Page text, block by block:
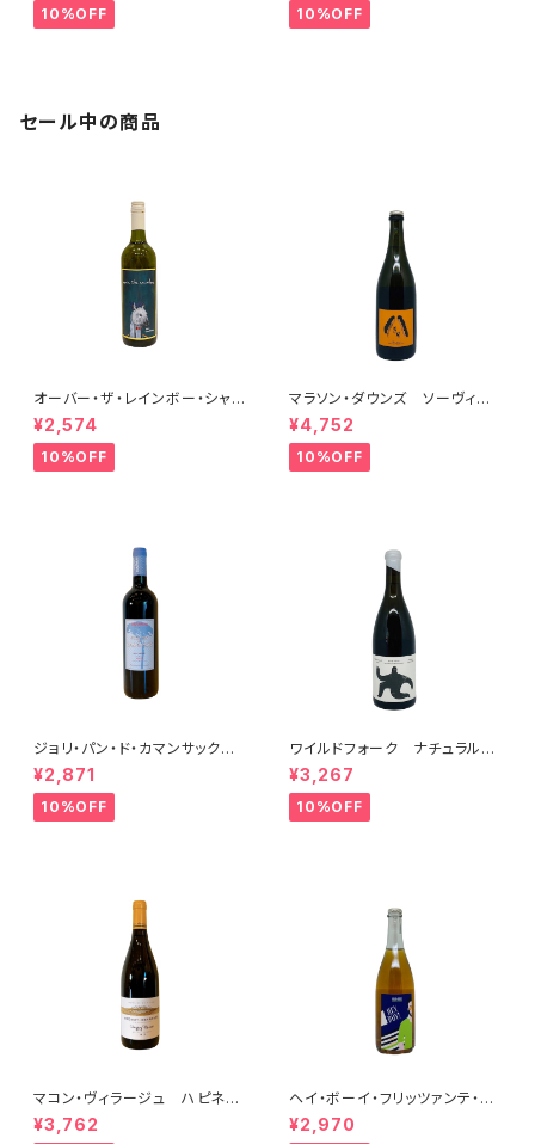
10%OFF 10%OFF
セール中の商品
オーバー・ザ・レインボー・シャル
ドネ(午) 2025
¥2,574
10%OFF
マラソン・ダウンズ ソーヴィニ
ヨン・ブラン ペティアンナチュ
ール 2022
¥4,752
10%OFF
ジョリ・パン・ド・カマンサック 2
018
¥2,871
10%OFF
ワイルドフォーク ナチュラル
シャルドネ 2023
¥3,267
10%OFF
マコン・ヴィラージュ ハピネ
ス 2023 ブレノ・ベランジェ
¥3,762
ヘイ・ボーイ・フリッツァンテ・ビ
アンコ 2022 オールド・ボー
イ
¥2,970